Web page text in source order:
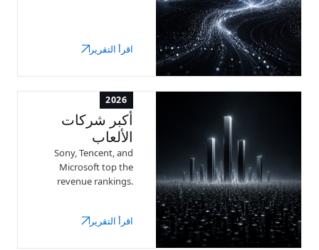
اقرأ التقرير
2026
أكبر شركات
الألعاب
Sony, Tencent, and
Microsoft top the
revenue rankings.
earnings, key
اقرأ التقرير